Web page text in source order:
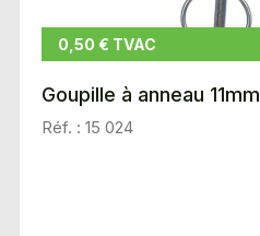
0,50 € TVAC
Goupille à anneau 11mm
Réf. : 15 024